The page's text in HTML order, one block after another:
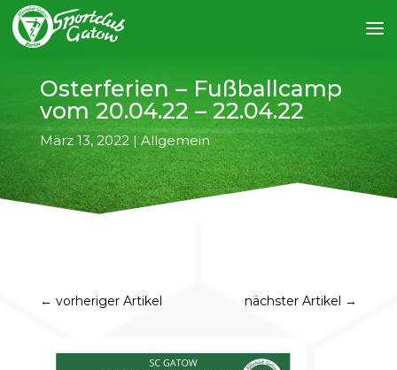
Osterferien – Fußballcamp
vom 20.04.22 – 22.04.22
März 13, 2022|Allgemein
← vorheriger Artikel nächster Artikel →